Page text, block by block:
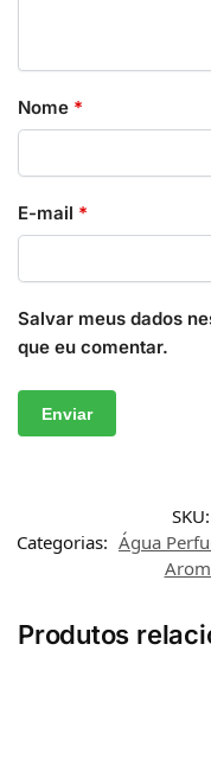
Nome *
E-mail *
Salvar meus dados
que eu comentar.
SKU:
Categorias: Água
Produtos